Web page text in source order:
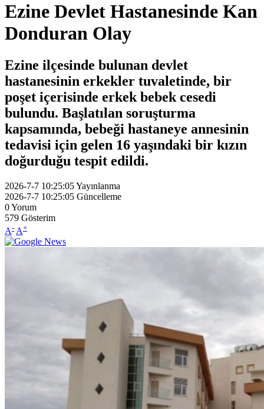
Ezine Devlet Hastanesinde Kan
Donduran Olay
Ezine ilçesinde bulunan devlet
hastanesinin erkekler tuvaletinde, bir
poşet içerisinde erkek bebek cesedi
bulundu. Başlatılan soruşturma
kapsamında, bebeği hastaneye annesinin
tedavisi için gelen 16 yaşındaki bir kızın
doğurduğu tespit edildi.
2026-7-7 10:25:05Yayınlanma
2026-7-7 10:25:05 Güncelleme
0Yorum
579 Gösterim
A- A+